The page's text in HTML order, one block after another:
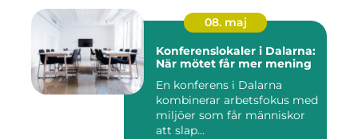
08. maj
Konferenslokaler i Dalarna:
När mötet får mer mening
En konferens i Dalarna
kombinerar arbetsfokus med
miljöer som får människor
att slap...